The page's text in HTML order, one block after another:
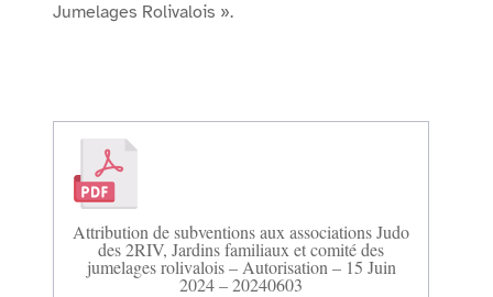
Jumelages Rolivalois ».
Attribution de subventions aux associations Judo
des 2RIV, Jardins familiaux et comité des
jumelages rolivalois – Autorisation – 15 Juin
2024 – 20240603